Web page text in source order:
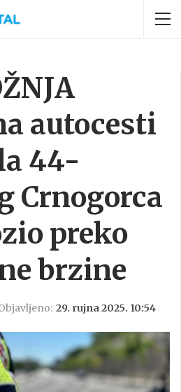
autocesti
44-
Crnogorca
preko
brzine
29. rujna 2025. 10:54